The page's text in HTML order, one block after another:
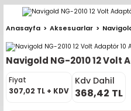
Geri Dön
Geri Dön
(Büyük Ekran)
Geri Dön
(Mid Takımları)
Geri Dön
Takımları
Geri Dön
Sistemleri
Geri Dön
ve Alarm
Geri Dön
Geri Dön
Geri Dön
Anasayfa Aksesuarlar
Navigold NG-2010 12 Volt
Fiyat
307,02 TL + KDV
Kdv Dahil
368,42 TL